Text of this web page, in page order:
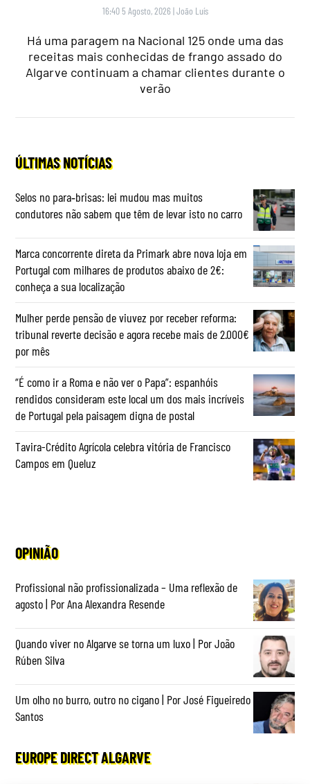
16:40 5 Agosto, 2026 |João Luís
Há uma paragem na Nacional 125 onde uma das
receitas mais conhecidas de frango assado do
Algarve continuam a chamar clientes durante o
verão
ÚLTIMAS NOTÍCIAS
Selos no para‑brisas: lei mudou mas muitos
condutores não sabem que têm de levar isto no carro
Marca concorrente direta da Primark abre nova loja em
Portugal com milhares de produtos abaixo de 2€:
conheça a sua localização
Mulher perde pensão de viuvez por receber reforma:
tribunal reverte decisão e agora recebe mais de 2.000€
por mês
“É como ir a Roma e não ver o Papa”: espanhóis
rendidos consideram este local um dos mais incríveis
de Portugal pela paisagem digna de postal
Tavira-Crédito Agrícola celebra vitória de Francisco
Campos em Queluz
OPINIÃO
Profissional não profissionalizada – Uma reflexão de
agosto | Por Ana Alexandra Resende
Quando viver no Algarve se torna um luxo | Por João
Rúben Silva
Um olho no burro, outro no cigano | Por José Figueiredo
Santos
EUROPE DIRECT ALGARVE